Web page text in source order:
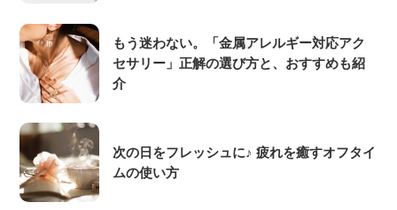
もう迷わない。「金属アレルギー対応アク
セサリー」正解の選び方と、おすすめも紹
介
次の日をフレッシュに♪ 疲れを癒すオフタイ
ムの使い方